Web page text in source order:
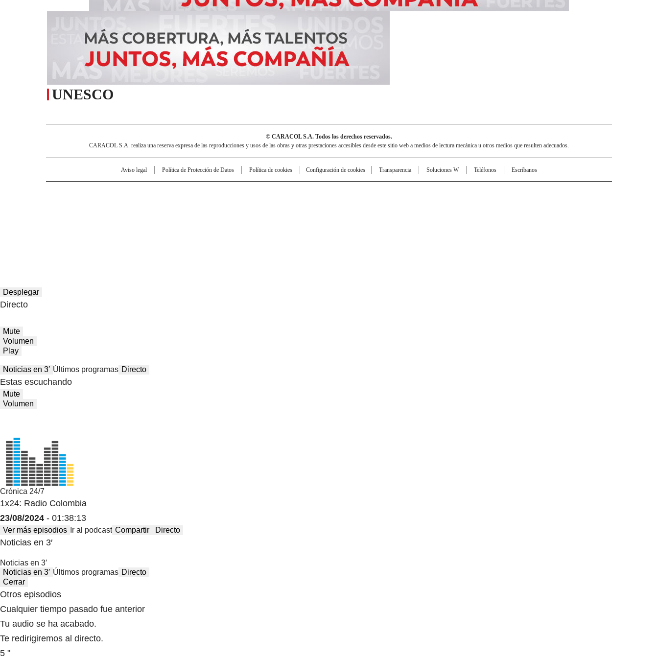
UNESCO
© CARACOL S.A. Todos los derechos reservados.
CARACOL S.A. realiza una reserva expresa de las reproducciones y usos de las obras y otras prestaciones accesibles desde este sitio web a medios de lectura mecánica u otros medios que resulten adecuados.
Aviso legal Política de Protección de Datos Política de cookies Configuración de cookies Transparencia Soluciones W Teléfonos Escríbanos
Desplegar
Directo
Mute
Volumen
Play
Noticias en 3′ Últimos programas Directo
Estas escuchando
Mute
Volumen
Crónica 24/7
1x24: Radio Colombia
23/08/2024 - 01:38:13
Ver más episodios Ir al podcast Compartir Directo
Noticias en 3′
Noticias en 3′
Noticias en 3′ Últimos programas Directo
Cerrar
Otros episodios
Cualquier tiempo pasado fue anterior
Tu audio se ha acabado.
Te redirigiremos al directo.
5 "